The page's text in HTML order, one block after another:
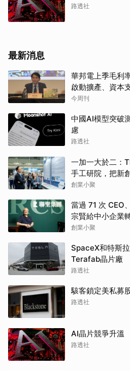
路透社
最新消息
華邦電上季毛利
啟動擴產、資本
到，早入主記憶體
今周刊
中國AI模型突破
慮
路透社
一加一大於二：
手工研院，把新
創業小聚
當過 71 次 CEO
宗賢給中小企業
創業小聚
SpaceX和特斯
Terafab晶片廠
路透社
駭客鎖定美私募
路透社
AI晶片競爭升溫
路透社